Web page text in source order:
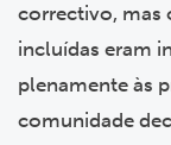
correctivo, mas
incluídas eram
plenamente às
comunidade